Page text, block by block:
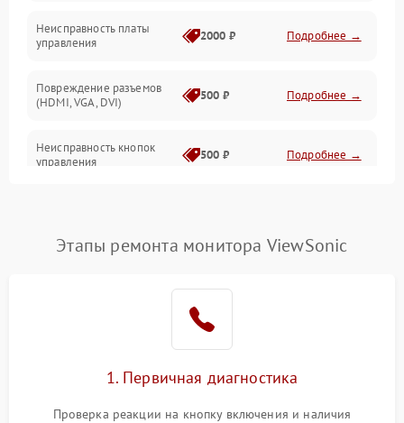
Неисправность платы
управления
2000 ₽ Подробнее →
Повреждение разъемов
(HDMI, VGA, DVI)
500 ₽ Подробнее →
Неисправность кнопок
управления
500 ₽ Подробнее →
Повреждение кабеля
1000 ₽
Поломка системы
автоматического
1000 ₽ Подробнее →
Этапы ремонта монитора ViewSonic
1. Первичная диагностика
Проверка реакции на кнопку включения и наличия